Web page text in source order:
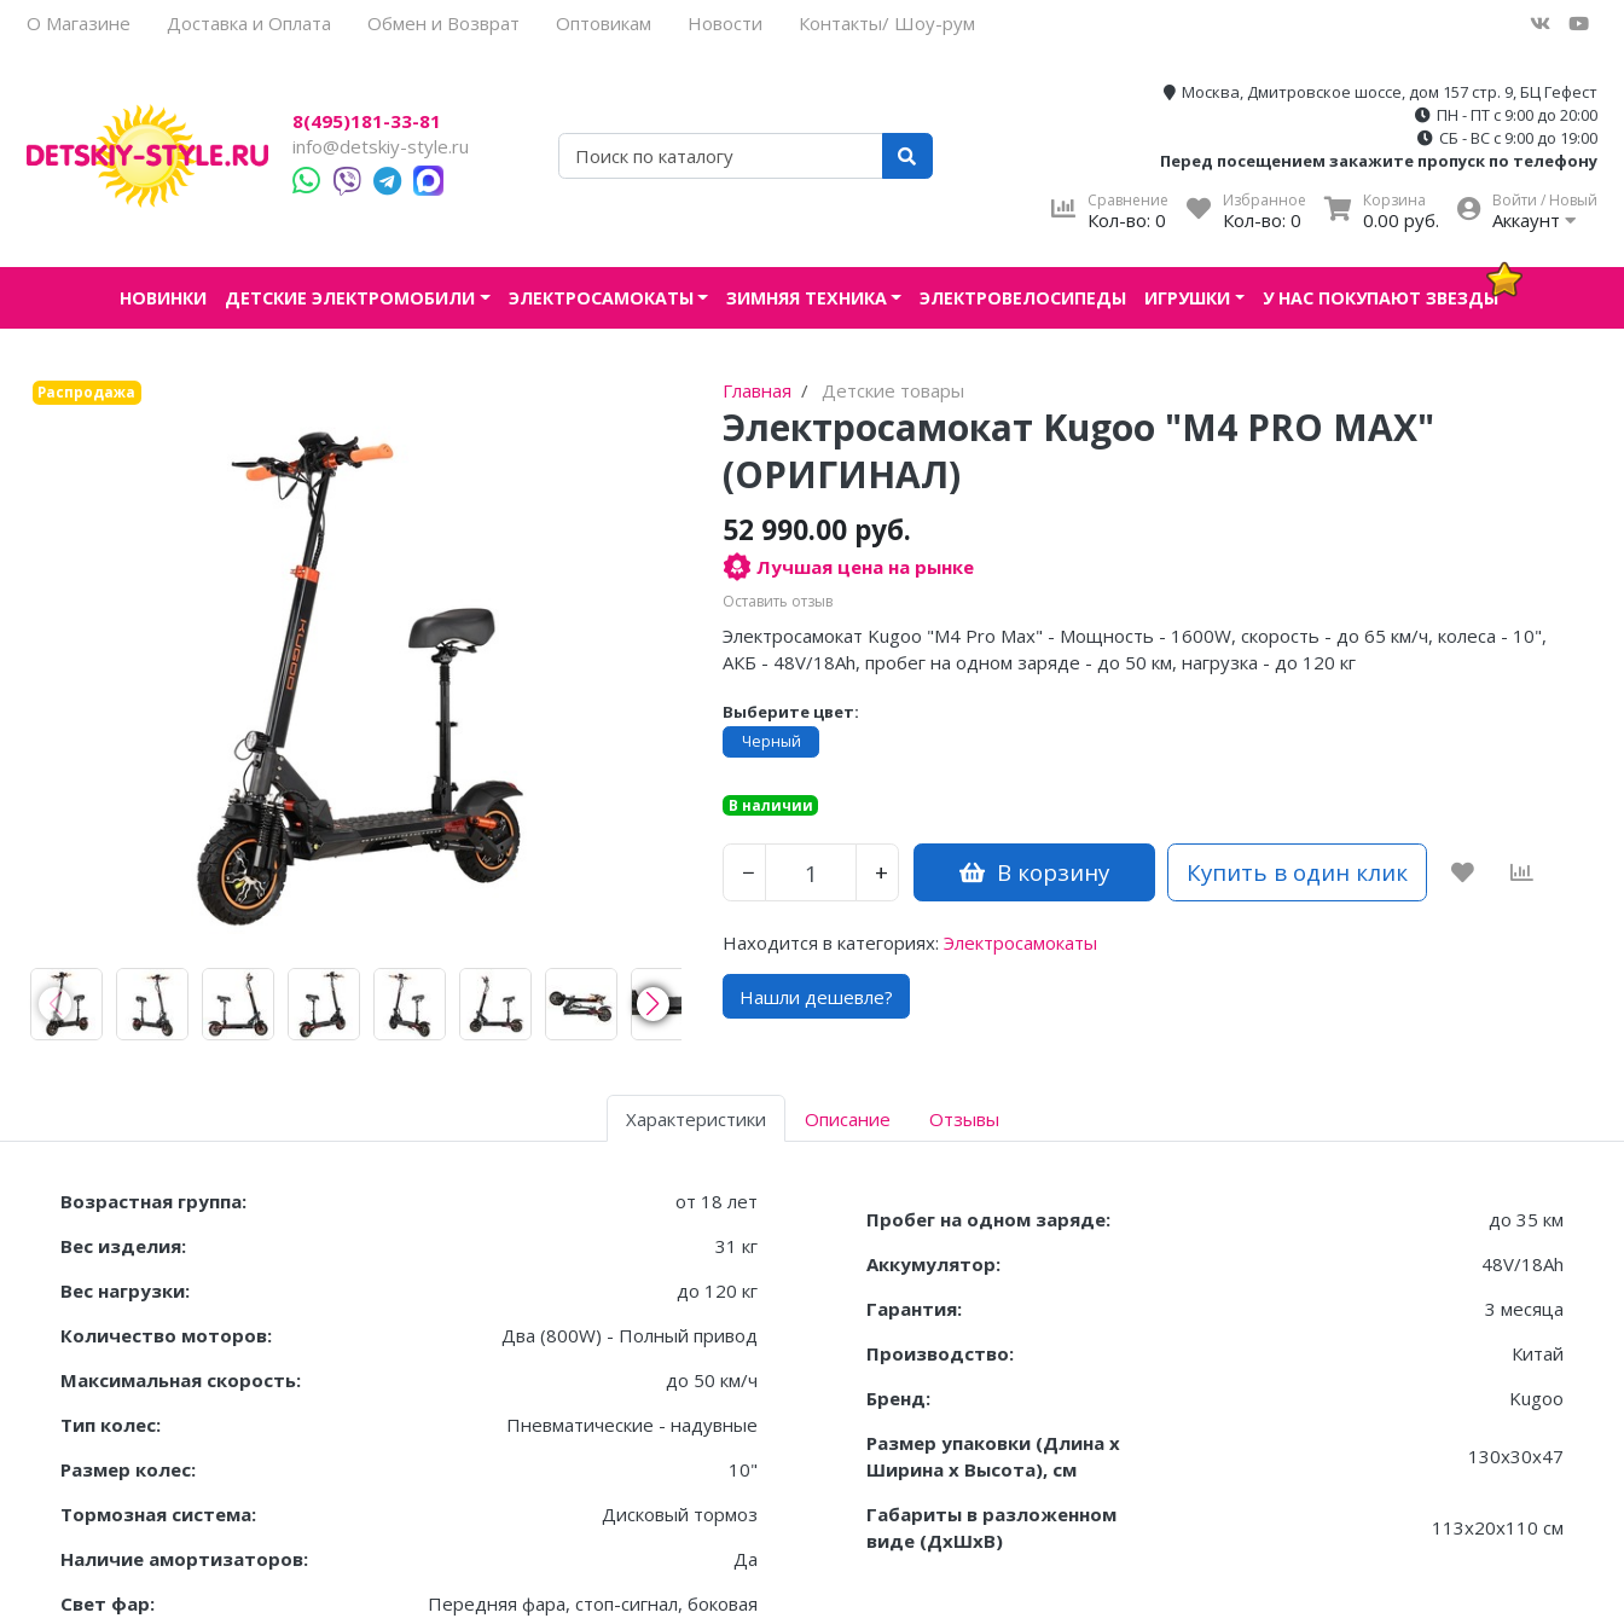
О Магазине Доставка и Оплата Обмен и Возврат Оптовикам Новости Контакты/ Шоу-рум
8(495)181-33-81
info@detskiy-style.ru
Москва, Дмитровское шоссе, дом 157 стр. 9, БЦ Гефест
ПН - ПТ с 9:00 до 20:00
СБ - ВС с 9:00 до 19:00
Перед посещением закажите пропуск по телефону
Сравнение
Кол-во: 0
Избранное
Кол-во: 0
Корзина
0.00 руб.
Войти / Новый
Аккаунт
НОВИНКИ ДЕТСКИЕ ЭЛЕКТРОМОБИЛИ ЭЛЕКТРОСАМОКАТЫ ЗИМНЯЯ ТЕХНИКА ЭЛЕКТРОВЕЛОСИПЕДЫ ИГРУШКИ У НАС ПОКУПАЮТ ЗВЕЗДЫ
Распродажа Главная Детские товары
Электросамокат Kugoo "M4 PRO MAX"
(ОРИГИНАЛ)
52 990.00 руб.
Лучшая цена на рынке
Оставить отзыв
Электросамокат Kugoo "M4 Pro Max" - Мощность - 1600W, скорость - до 65 км/ч, колеса - 10",
АКБ - 48V/18Ah, пробег на одном заряде - до 50 км, нагрузка - до 120 кг
Выберите цвет:
Черный
В наличии
− + В корзину Купить в один клик
Находится в категориях: Электросамокаты
Нашли дешевле?
Характеристики Описание Отзывы
Возрастная группа:
от 18 лет
Вес изделия:
31 кг
Вес нагрузки:
до 120 кг
Количество моторов:
Два (800W) - Полный привод
Максимальная скорость:
до 50 км/ч
Тип колес:
Пневматические - надувные
Размер колес:
10"
Тормозная система:
Дисковый тормоз
Наличие амортизаторов:
Да
Свет фар:
Передняя фара, стоп-сигнал, боковая
Пробег на одном заряде:
до 35 км
Аккумулятор:
48V/18Ah
Гарантия:
3 месяца
Производство:
Китай
Бренд:
Kugoo
Размер упаковки (Длина х
Ширина х Высота), см
130x30x47
Габариты в разложенном
виде (ДxШxВ)
113x20x110 см
Легковые
Двухместные
Квадроциклы
Мотоциклы
Для прогулок
Для города
Электроскутеры
Детский электроснегокаты
Одноместные
Двухместные
Каталог